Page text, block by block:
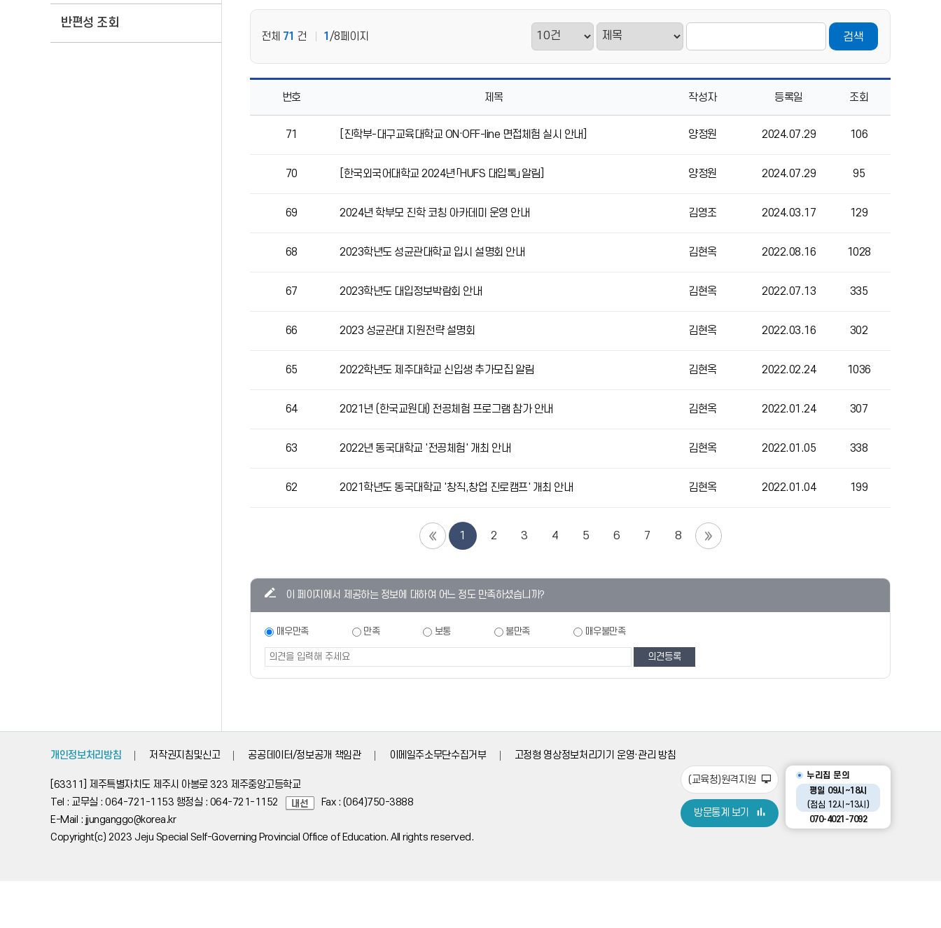
반편성 조회
전체 71 건 1 /8페이지 검색
번호 제목 작성자 등록일 조회
71 [진학부-대구교육대학교 ON·OFF-line 면접체험 실시 안내] 양정원 2024.07.29 106
70 [한국외국어대학교 2024년「HUFS 대입톡」알림] 양정원 2024.07.29 95
69 2024년 학부모 진학 코칭 아카데미 운영 안내 김영조 2024.03.17 129
68 2023학년도 성균관대학교 입시 설명회 안내 김현옥 2022.08.16 1028
67 2023학년도 대입정보박람회 안내 김현옥 2022.07.13 335
66 2023 성균관대 지원전략 설명회 김현옥 2022.03.16 302
65 2022학년도 제주대학교 신입생 추가모집 알림 김현옥 2022.02.24 1036
64 2021년 (한국교원대) 전공체험 프로그램 참가 안내 김현옥 2022.01.24 307
63 2022년 동국대학교 '전공체험' 개최 안내 김현옥 2022.01.05 338
62 2021학년도 동국대학교 '창직,창업 진로캠프' 개최 안내 김현옥 2022.01.04 199
1 2 3 4 5 6 7 8
콘텐츠
조사
이 페이지에서 제공하는 정보에 대하여 어느 정도 만족하셨습니까?
만족도
폼
매우만족 만족 보통 불만족 매우불만족
개인정보처리방침 저작권지침및신고 공공데이터/정보공개 책임관 이메일주소무단수집거부 고정형 영상정보처리기기 운영·관리 방침
(교육청)원격지원
방문통계 보기
누리집 문의
평일 09시~18시
(점심 12시~13시)
070-4021-7092
[63311] 제주특별자치도 제주시 아봉로 323 제주중앙고등학교
Tel : 교무실 : 064-721-1153 행정실 : 064-721-1152
Fax : (064)750-3888
E-Mail : jjunganggo@korea.kr
Copyright(c) 2023 Jeju Special Self-Governing Provincial Office of Education. All rights reserved.